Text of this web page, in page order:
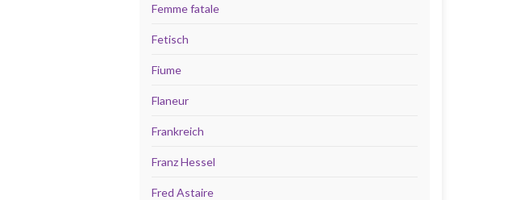
Femme fatale
Fetisch
Fiume
Flaneur
Frankreich
Franz Hessel
Fred Astaire